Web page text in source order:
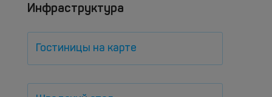
Инфраструктура
Гостиницы на карте